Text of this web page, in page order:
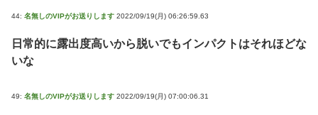
44: 名無しのVIPがお送りします 2022/09/19(月) 06:26:59.63
日常的に露出度高いから脱いでもインパクトはそれほどな
いな
49: 名無しのVIPがお送りします 2022/09/19(月) 07:00:06.31